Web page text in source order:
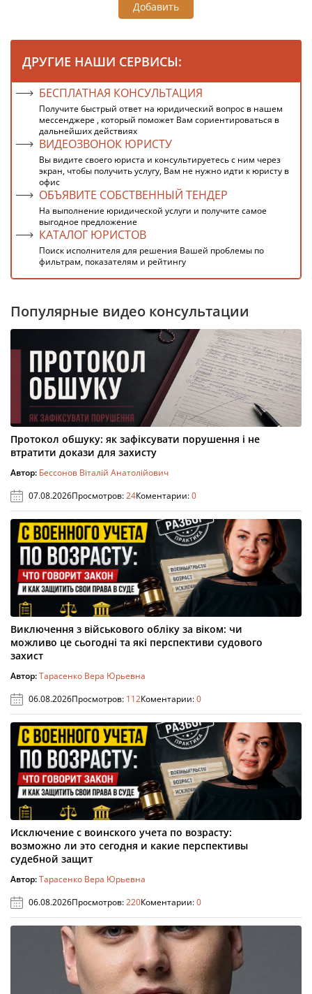
Добавить
ДРУГИЕ НАШИ СЕРВИСЫ:
БЕСПЛАТНАЯ КОНСУЛЬТАЦИЯ
Получите быстрый ответ на юридический вопрос в нашем
мессенджере , который поможет Вам сориентироваться в
дальнейших действиях
ВИДЕОЗВОНОК ЮРИСТУ
Вы видите своего юриста и консультируетесь с ним через
экран, чтобы получить услугу, Вам не нужно идти к юристу в
офис
ОБЪЯВИТЕ СОБСТВЕННЫЙ ТЕНДЕР
На выполнение юридической услуги и получите самое
выгодное предложение
КАТАЛОГ ЮРИСТОВ
Поиск исполнителя для решения Вашей проблемы по
фильтрам, показателям и рейтингу
Популярные видео консультации
Протокол обшуку: як зафіксувати порушення і не
втратити докази для захисту
Автор: Бессонов Віталій Анатолійович
07.08.2026Просмотров:24Коментарии:0
Виключення з військового обліку за віком: чи
можливо це сьогодні та які перспективи судового
захист
Автор:Тарасенко Вера Юрьевна
06.08.2026Просмотров: 112Коментарии:0
Исключение с воинского учета по возрасту:
возможно ли это сегодня и какие перспективы
судебной защит
Автор:Тарасенко Вера Юрьевна
06.08.2026Просмотров:220Коментарии:0